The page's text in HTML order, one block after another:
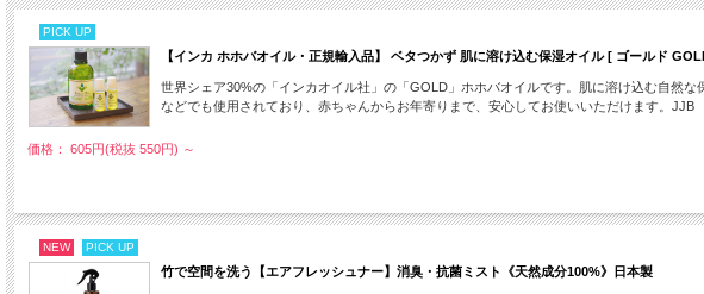
PICK UP
【インカ ホホバオイル・正規輸入品】 ベタつかず 肌に溶け込む保湿オイル [ ゴールド
世界シェア30%の「インカオイル社」の「GOLD」ホホバオイルです。肌に溶け込む自然
などでも使用されており、赤ちゃんからお年寄りまで、安心してお使いいただけます。JJB
価格： 605円(税抜 550円) ～
NEW PICK UP
竹で空間を洗う【エアフレッシュナー】消臭・抗菌ミスト《天然成分100%》日本製